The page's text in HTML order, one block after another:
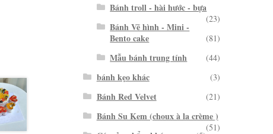
Bánh troll - hài hước - bựa
(23)
Bánh Vẽ hình - Mini -
Bento cake
(81)
Mẫu bánh trung tính (44)
bánh kẹo khác (3)
Bánh Red Velvet (21)
Bánh Su Kem (choux à la crème )
(51)